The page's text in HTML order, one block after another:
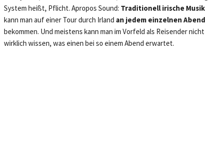
System heißt, Pflicht. Apropos Sound: Traditionell irische Musik
kann man auf einer Tour durch Irland an jedem einzelnen Abend
bekommen. Und meistens kann man im Vorfeld als Reisender nicht
wirklich wissen, was einen bei so einem Abend erwartet.